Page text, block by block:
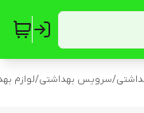
/سرویس بهداشتی/لوازم